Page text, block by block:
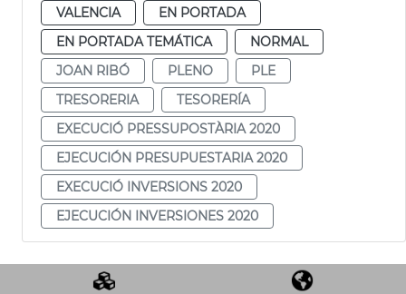
VALENCIA
EN PORTADA
EN PORTADA TEMÁTICA
NORMAL
JOAN RIBÓ
PLENO
PLE
TRESORERIA
TESORERÍA
EXECUCIÓ PRESSUPOSTÀRIA 2020
EJECUCIÓN PRESUPUESTARIA 2020
EXECUCIÓ INVERSIONS 2020
EJECUCIÓN INVERSIONES 2020